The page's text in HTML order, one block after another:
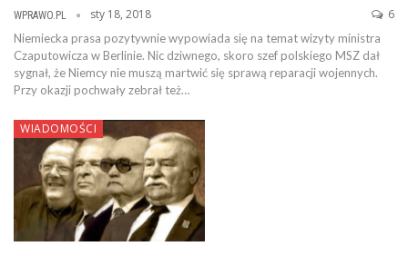
WPRAWO.PL sty 18, 2018 6
Niemiecka prasa pozytywnie wypowiada się na temat wizyty ministra
Czaputowicza w Berlinie. Nic dziwnego, skoro szef polskiego MSZ dał
sygnał, że Niemcy nie muszą martwić się sprawą reparacji wojennych.
Przy okazji pochwały zebrał też…
WIADOMOŚCI